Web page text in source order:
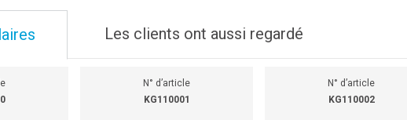
Les clients ont aussi regardé
N° d’article
KG110001
N° d’article
KG110002